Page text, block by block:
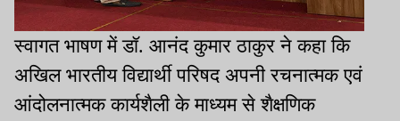
स्वागत भाषण में डॉ. आनंद कुमार ठाकुर ने कहा कि
अखिल भारतीय विद्यार्थी परिषद अपनी रचनात्मक एवं
आंदोलनात्मक कार्यशैली के माध्यम से शैक्षणिक